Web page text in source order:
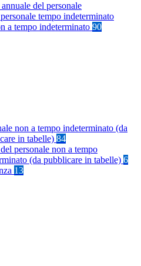
del personale
tempo indeterminato
a tempo indeterminato 90
non a tempo indeterminato (da
in tabelle) 84
personale non a tempo
(da pubblicare in tabelle) 6
13